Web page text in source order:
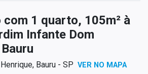
1 quarto, 105m² à
Infante Dom
Bauru - SP VER NO MAPA